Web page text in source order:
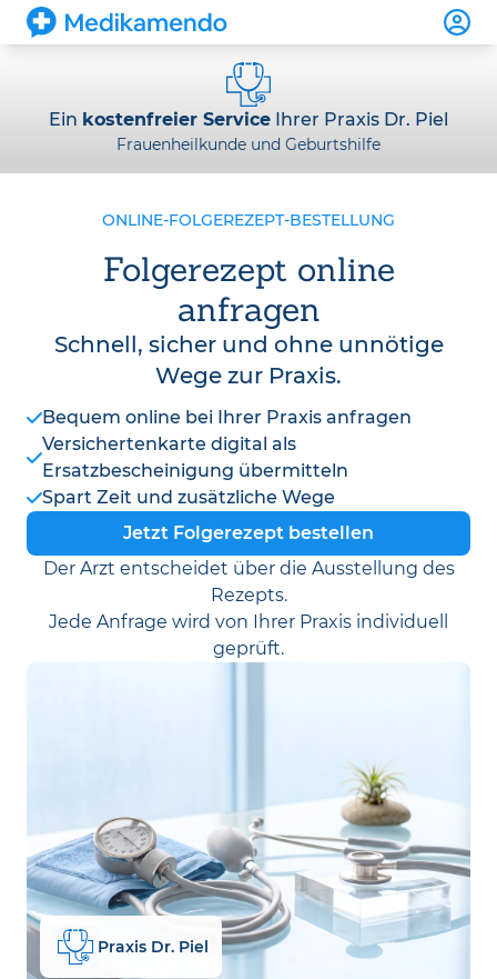
Ein kostenfreier Service Ihrer Praxis Dr. Piel
Frauenheilkunde und Geburtshilfe
ONLINE-FOLGEREZEPT-BESTELLUNG
Folgerezept online
anfragen
Schnell, sicher und ohne unnötige
Wege zur Praxis.
Bequem online bei Ihrer Praxis anfragen
Versichertenkarte digital als
Ersatzbescheinigung übermitteln
Spart Zeit und zusätzliche Wege
Jetzt Folgerezept bestellen
Der Arzt entscheidet über die Ausstellung des
Rezepts.
Jede Anfrage wird von Ihrer Praxis individuell
geprüft.
Praxis Dr. Piel